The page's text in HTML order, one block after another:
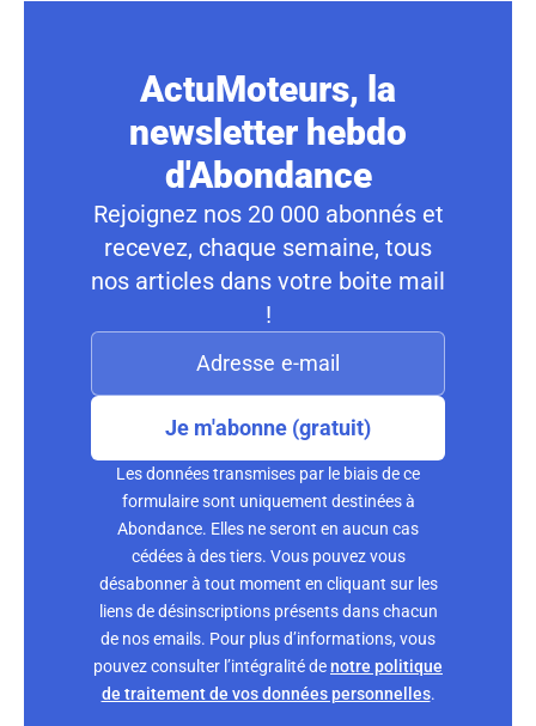
ActuMoteurs, la
newsletter hebdo
d'Abondance
Rejoignez nos 20 000 abonnés et
recevez, chaque semaine, tous
nos articles dans votre boite mail
!
Je m'abonne (gratuit)
Les données transmises par le biais de ce
formulaire sont uniquement destinées à
Abondance. Elles ne seront en aucun cas
cédées à des tiers. Vous pouvez vous
désabonner à tout moment en cliquant sur les
liens de désinscriptions présents dans chacun
de nos emails. Pour plus d’informations, vous
pouvez consulter l’intégralité denotre politique
de traitement de vos données personnelles.